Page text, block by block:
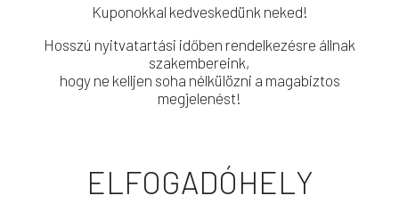
Kuponokkal kedveskedünk neked!
Hosszú nyitvatartási időben rendelkezésre állnak
szakembereink,
hogy ne kelljen soha nélkülözni a magabiztos
megjelenést!
ELFOGADÓHELY